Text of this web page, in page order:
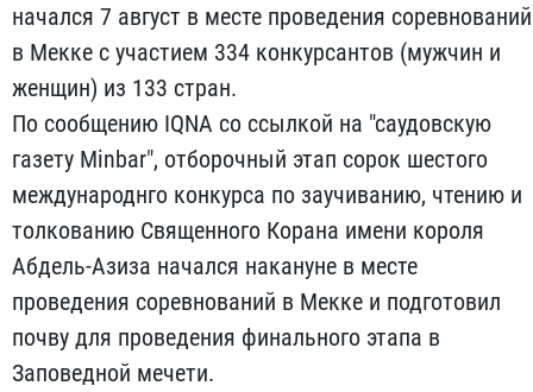
начался 7 август в месте проведения соревнований
в Мекке с участием 334 конкурсантов (мужчин и
женщин) из 133 стран.
По сообщению IQNA со ссылкой на "саудовскую
газету Minbar", отборочный этап сорок шестого
международнго конкурса по заучиванию, чтению и
толкованию Священного Корана имени короля
Абдель-Азиза начался накануне в месте
проведения соревнований в Мекке и подготовил
почву для проведения финального этапа в
Заповедной мечети.